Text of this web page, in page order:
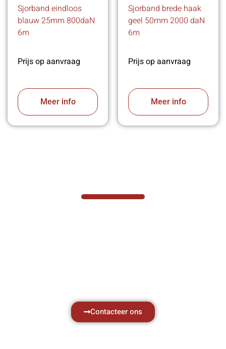
Sjorband eindloos
blauw 25mm 800daN
6m
Prijs op aanvraag
Meer info
Sjorband brede haak
geel 50mm 2000 daN
6m
Prijs op aanvraag
Meer info
Contacteer ons